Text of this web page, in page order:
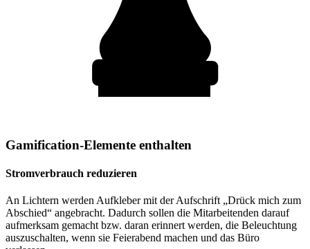
Gamification-Elemente enthalten
Stromverbrauch reduzieren
An Lichtern werden Aufkleber mit der Aufschrift „Drück mich zum
Abschied“ angebracht. Dadurch sollen die Mitarbeitenden darauf
aufmerksam gemacht bzw. daran erinnert werden, die Beleuchtung
auszuschalten, wenn sie Feierabend machen und das Büro